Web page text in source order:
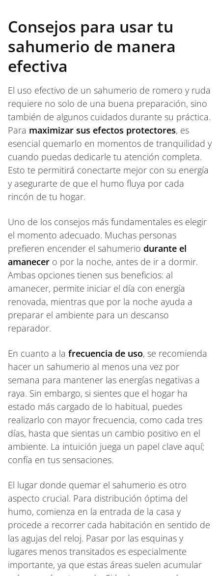
Consejos para usar tu
sahumerio de manera
efectiva
El uso efectivo de un sahumerio de romero y ruda
requiere no solo de una buena preparación, sino
también de algunos cuidados durante su práctica.
Para maximizar sus efectos protectores, es
esencial quemarlo en momentos de tranquilidad y
cuando puedas dedicarle tu atención completa.
Esto te permitirá conectarte mejor con su energía
y asegurarte de que el humo fluya por cada
rincón de tu hogar.
Uno de los consejos más fundamentales es elegir
el momento adecuado. Muchas personas
prefieren encender el sahumerio durante el
amanecer o por la noche, antes de ir a dormir.
Ambas opciones tienen sus beneficios: al
amanecer, permite iniciar el día con energía
renovada, mientras que por la noche ayuda a
preparar el ambiente para un descanso
reparador.
En cuanto a la frecuencia de uso, se recomienda
hacer un sahumerio al menos una vez por
semana para mantener las energías negativas a
raya. Sin embargo, si sientes que el hogar ha
estado más cargado de lo habitual, puedes
realizarlo con mayor frecuencia, como cada tres
días, hasta que sientas un cambio positivo en el
ambiente. La intuición juega un papel clave aquí;
confía en tus sensaciones.
El lugar donde quemar el sahumerio es otro
aspecto crucial. Para distribución óptima del
humo, comienza en la entrada de la casa y
procede a recorrer cada habitación en sentido de
las agujas del reloj. Pasar por las esquinas y
lugares menos transitados es especialmente
importante, ya que estas áreas suelen acumular